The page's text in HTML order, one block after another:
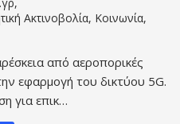
Ακτινοβολία, Κοινωνία,
από αεροπορικές
εφαρμογή του δικτύου 5G.
για επικ…